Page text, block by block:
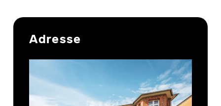
Skip back to main navigation
Adresse